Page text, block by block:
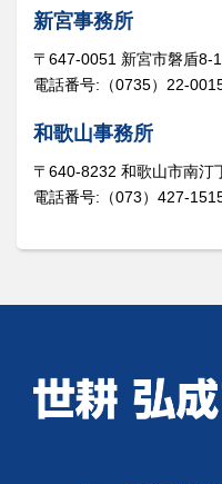
新宮事務所
〒647-0051 新宮市磐盾8-
電話番号:（0735）22-
和歌山事務所
〒640-8232 和歌山市南汀
電話番号:（073）427-